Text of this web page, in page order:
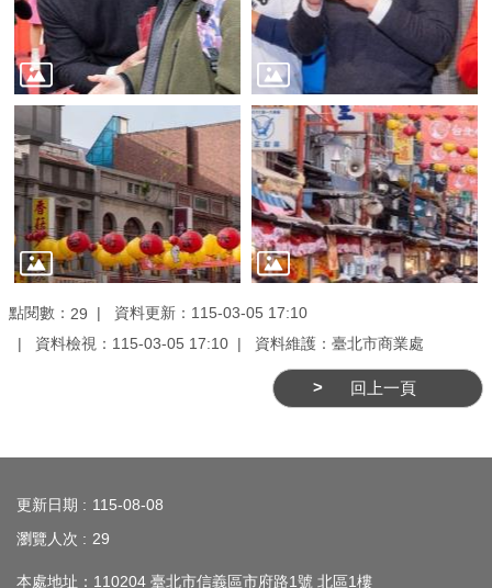
登
記
服
務
商
業
管
理
商
業
發
導
商
圈
點閱數： 29
資料更新：115-03-05 17:10
資料檢視：115-03-05 17:10
資料維護：臺北市商業處
回上一頁
更新日期
115-08-08
瀏覽人次
29
本處地址：110204 臺北市信義區市府路1號 北區1樓